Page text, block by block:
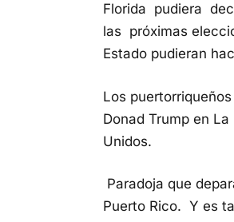
Florida pudiera
las próximas
Estado pudieran
Los
Donad Trump en
Unidos.
Paradoja que
Puerto Rico. Y es